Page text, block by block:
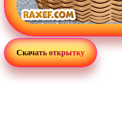
Скачать открытку